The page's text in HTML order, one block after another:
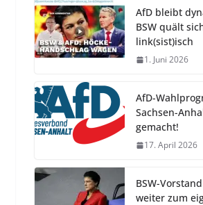
AfD bleibt
BSW quält
link(sist)isch
1. Juni 2026
AfD-
Sachsen-
gemacht!
17. April 2026
BSW-
weiter zum